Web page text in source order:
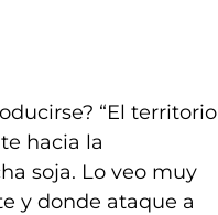
“El territorio
hacia la
soja. Lo veo muy
y donde ataque a